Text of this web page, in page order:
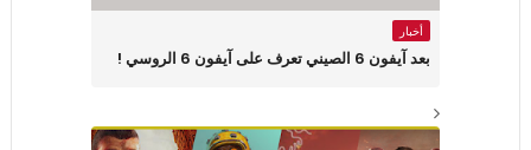
أخبار
بعد آيفون 6 الصيني تعرف على آيفون 6 الروسي !